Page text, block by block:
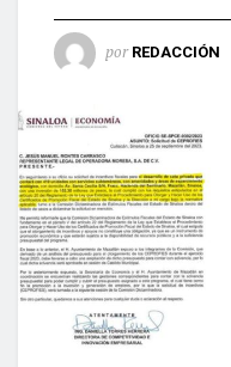
por REDACCIÓN